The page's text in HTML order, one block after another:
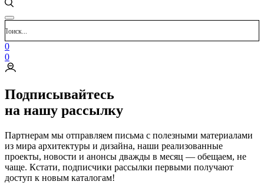
0
0
Подписывайтесь
на нашу рассылку
Партнерам мы отправляем письма с полезными материалами
из мира архитектуры и дизайна, наши реализованные
проекты, новости и анонсы дважды в месяц — обещаем, не
чаще. Кстати, подписчики рассылки первыми получают
доступ к новым каталогам!